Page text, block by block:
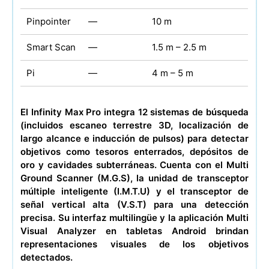
Pinpointer — 10 m
Smart Scan — 1.5 m – 2.5 m
Pi — 4 m – 5 m
El Infinity Max Pro integra 12 sistemas de búsqueda
(incluidos escaneo terrestre 3D, localización de
largo alcance e inducción de pulsos) para detectar
objetivos como tesoros enterrados, depósitos de
oro y cavidades subterráneas. Cuenta con el Multi
Ground Scanner (M.G.S), la unidad de transceptor
múltiple inteligente (I.M.T.U) y el transceptor de
señal vertical alta (V.S.T) para una detección
precisa. Su interfaz multilingüe y la aplicación Multi
Visual Analyzer en tabletas Android brindan
representaciones visuales de los objetivos
detectados.